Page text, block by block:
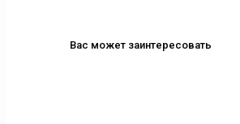
Вас может заинтересовать